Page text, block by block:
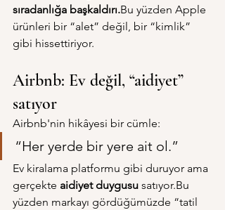
sıradanlığa başkaldırı.Bu yüzden Apple
ürünleri bir “alet” değil, bir “kimlik”
gibi hissettiriyor.
Airbnb: Ev değil, “aidiyet”
satıyor
Airbnb'nin hikâyesi bir cümle:
“Her yerde bir yere ait ol.”
Ev kiralama platformu gibi duruyor ama
gerçekte aidiyet duygusu satıyor.Bu
yüzden markayı gördüğümüzde “tatil